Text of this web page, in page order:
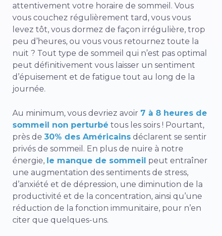
attentivement votre horaire de sommeil. Vous
vous couchez régulièrement tard, vous vous
levez tôt, vous dormez de façon irrégulière, trop
peu d’heures, ou vous vous retournez toute la
nuit ? Tout type de sommeil qui n’est pas optimal
peut définitivement vous laisser un sentiment
d’épuisement et de fatigue tout au long de la
journée.
Au minimum, vous devriez avoir 7 à 8 heures de
sommeil non perturbé tous les soirs ! Pourtant,
près de 30% des Américains déclarent se sentir
privés de sommeil. En plus de nuire à notre
énergie, le manque de sommeil peut entraîner
une augmentation des sentiments de stress,
d’anxiété et de dépression, une diminution de la
productivité et de la concentration, ainsi qu’une
réduction de la fonction immunitaire, pour n’en
citer que quelques-uns.